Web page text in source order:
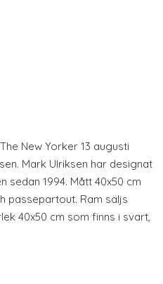
New Yorker 13 augusti
Mark Ulriksen har designat
sedan 1994. Mått 40x50 cm
passepartout. Ram säljs
40x50 cm som finns i svart,